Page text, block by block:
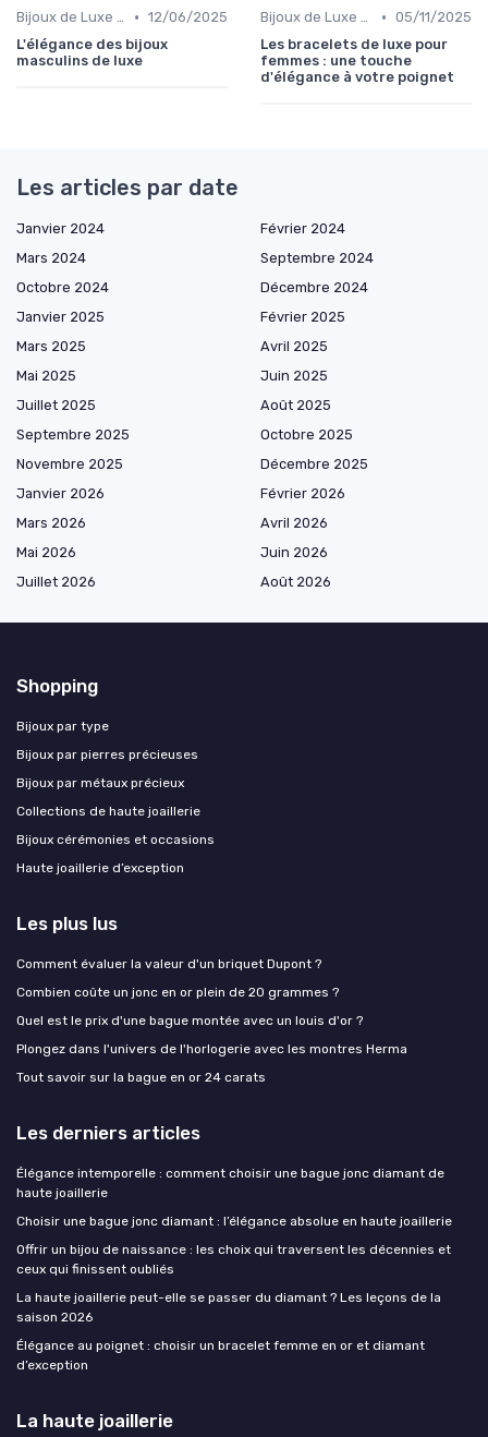
Bijoux de Luxe pour Hommes • 12/06/2025
L'élégance des bijoux
masculins de luxe
Bijoux de Luxe pour Femmes • 05/11/2025
Les bracelets de luxe pour
femmes : une touche
d'élégance à votre poignet
Les articles par date
Janvier 2024
Février 2024
Mars 2024
Septembre 2024
Octobre 2024
Décembre 2024
Janvier 2025
Février 2025
Mars 2025
Avril 2025
Mai 2025
Juin 2025
Juillet 2025
Août 2025
Septembre 2025
Octobre 2025
Novembre 2025
Décembre 2025
Janvier 2026
Février 2026
Mars 2026
Avril 2026
Mai 2026
Juin 2026
Juillet 2026
Août 2026
Shopping
Bijoux par type
Bijoux par pierres précieuses
Bijoux par métaux précieux
Collections de haute joaillerie
Bijoux cérémonies et occasions
Haute joaillerie d’exception
Les plus lus
Comment évaluer la valeur d'un briquet Dupont ?
Combien coûte un jonc en or plein de 20 grammes ?
Quel est le prix d'une bague montée avec un louis d'or ?
Plongez dans l'univers de l'horlogerie avec les montres Herma
Tout savoir sur la bague en or 24 carats
Les derniers articles
Élégance intemporelle : comment choisir une bague jonc diamant de
haute joaillerie
Choisir une bague jonc diamant : l’élégance absolue en haute joaillerie
Offrir un bijou de naissance : les choix qui traversent les décennies et
ceux qui finissent oubliés
La haute joaillerie peut-elle se passer du diamant ? Les leçons de la
saison 2026
Élégance au poignet : choisir un bracelet femme en or et diamant
d’exception
La haute joaillerie